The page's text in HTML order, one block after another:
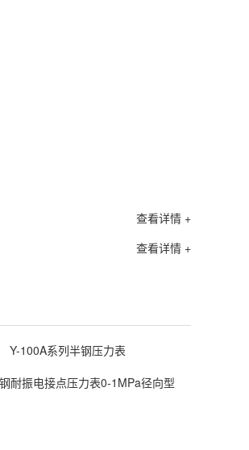
查看详情 +
查看详情 +
Y-100A系列半钢压力表
耐振电接点压力表0-1MPa径向型